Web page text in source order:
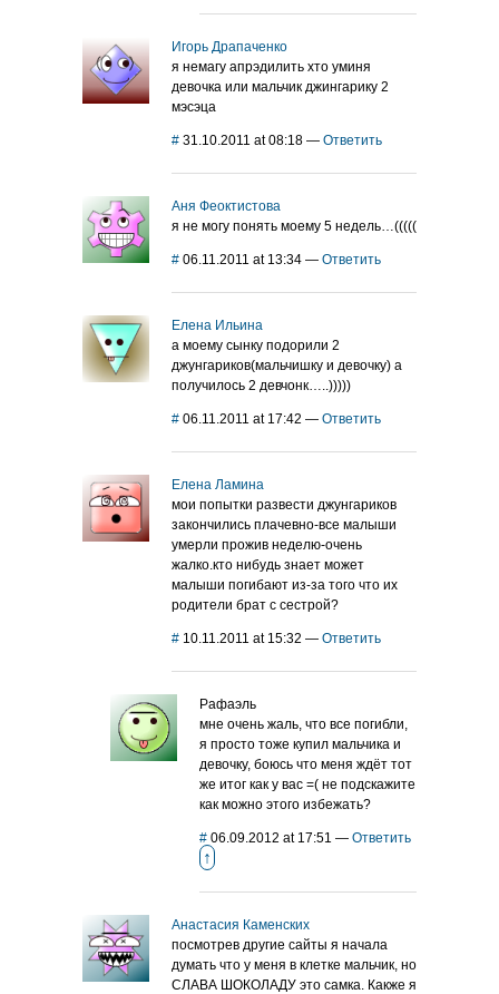
Игорь Драпаченко
я немагу апрэдилить хто уминя
девочка или мальчик джингарику 2
мэсэца
# 31.10.2011 at 08:18 — Ответить
Аня Феоктистова
я не могу понять моему 5 недель…(((((
# 06.11.2011 at 13:34 — Ответить
Елена Ильина
а моему сынку подорили 2
джунгариков(мальчишку и девочку) а
получилось 2 девчонк…..)))))
# 06.11.2011 at 17:42 — Ответить
Елена Ламина
мои попытки развести джунгариков
закончились плачевно-все малыши
умерли прожив неделю-очень
жалко.кто нибудь знает может
малыши погибают из-за того что их
родители брат с сестрой?
# 10.11.2011 at 15:32 — Ответить
Рафаэль
мне очень жаль, что все погибли,
я просто тоже купил мальчика и
девочку, боюсь что меня ждёт тот
же итог как у вас =( не подскажите
как можно этого избежать?
# 06.09.2012 at 17:51 — Ответить
↑
Анастасия Каменских
посмотрев другие сайты я начала
думать что у меня в клетке мальчик, но
СЛАВА ШОКОЛАДУ это самка. Какже я